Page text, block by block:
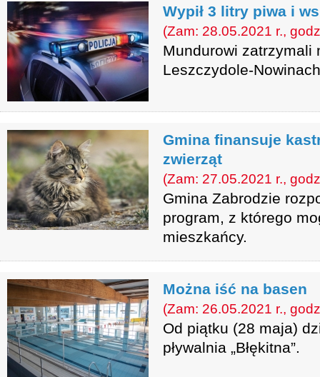
Wypił 3 litry piwa i
(Zam: 28.05.2021 r.,
Mundurowi zatrzymali
Leszczydole-
Gmina finansuje
zwierząt
(Zam: 27.05.2021 r.,
Gmina Zabrodzie
program, z którego
mieszkańcy.
Można iść na basen
(Zam: 26.05.2021 r.,
Od piątku (28 maja)
pływalnia „Błękitna”.